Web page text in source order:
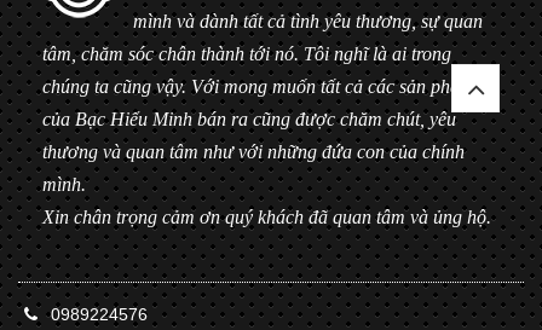
mình và dành tất cả tình yêu thương, sự quan
tâm, chăm sóc chân thành tới nó. Tôi nghĩ là ai trong
chúng ta cũng vậy. Với mong muốn tất cả các sản phẩm
của Bạc Hiểu Minh bán ra cũng được chăm chút, yêu
thương và quan tâm như với những đứa con của chính
mình.
Xin chân trọng cảm ơn quý khách đã quan tâm và ủng hộ.
0989224576